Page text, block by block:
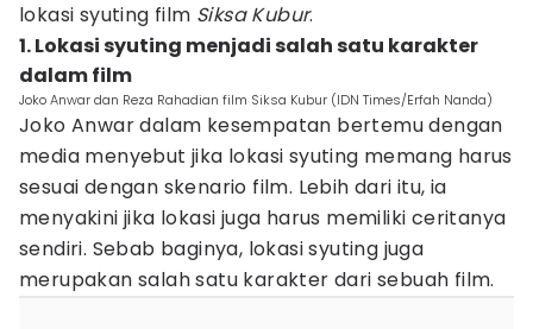
lokasi syuting film Siksa Kubur.
1. Lokasi syuting menjadi salah satu karakter
dalam film
Joko Anwar dan Reza Rahadian film Siksa Kubur (IDN Times/Erfah Nanda)
Joko Anwar dalam kesempatan bertemu dengan
media menyebut jika lokasi syuting memang harus
sesuai dengan skenario film. Lebih dari itu, ia
menyakini jika lokasi juga harus memiliki ceritanya
sendiri. Sebab baginya, lokasi syuting juga
merupakan salah satu karakter dari sebuah film.